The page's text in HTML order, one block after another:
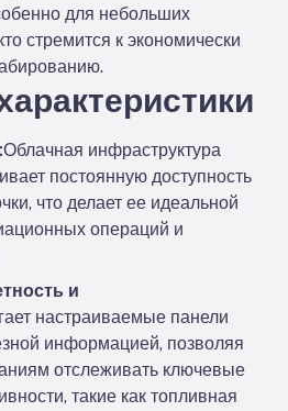
для небольших
стремится к экономически
Облачная инфраструктура
постоянную доступность
что делает ее идеальной
операций и
и
настраиваемые панели
информацией, позволяя
отслеживать ключевые
такие как топливная